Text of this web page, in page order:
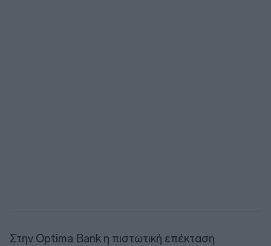
Στην Optima Bank η πιστωτική επέκταση